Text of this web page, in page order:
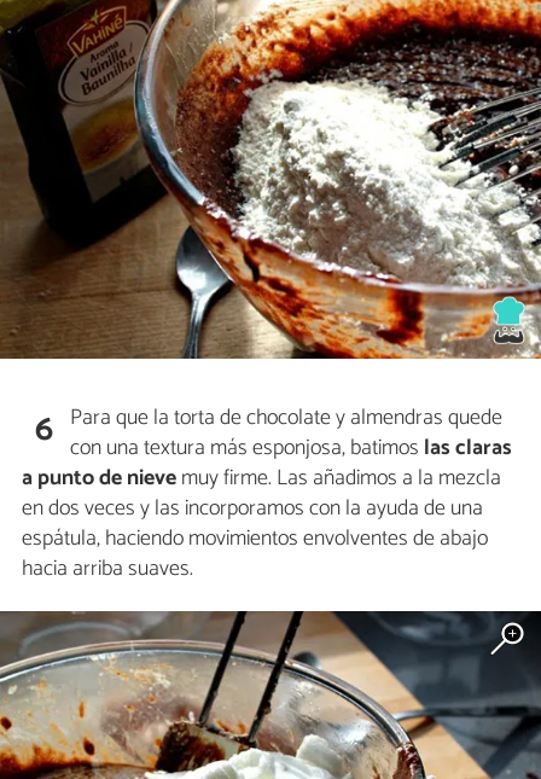
6 Para que la torta de chocolate y almendras quede
con una textura más esponjosa, batimos las claras
a punto de nievemuy firme. Las añadimos a la mezcla
en dos veces y las incorporamos con la ayuda de una
espátula, haciendo movimientos envolventes de abajo
hacia arriba suaves.